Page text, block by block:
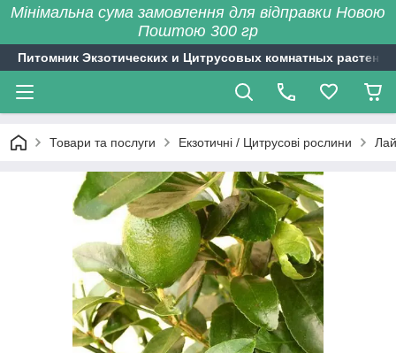
Мінімальна сума замовлення для відправки Новою
Поштою 300 гр
Питомник Экзотических и Цитрусовых комнатных растений
Товари та послуги Екзотичні / Цитрусові рослини